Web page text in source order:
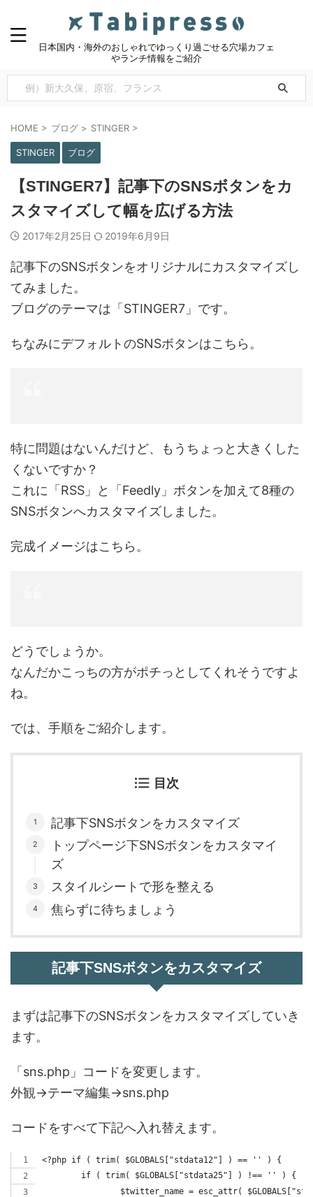
日本国内・海外のおしゃれでゆっくり過ごせる穴場カフェ
やランチ情報をご紹介
HOME > ブログ > STINGER >
STINGER ブログ
【STINGER7】記事下のSNSボタンをカ
スタマイズして幅を広げる方法
2017年2月25日 2019年6月9日
記事下のSNSボタンをオリジナルにカスタマイズし
てみました。
ブログのテーマは「STINGER7」です。
ちなみにデフォルトのSNSボタンはこちら。
特に問題はないんだけど、もうちょっと大きくした
くないですか？
これに「RSS」と「Feedly」ボタンを加えて8種の
SNSボタンへカスタマイズしました。
完成イメージはこちら。
どうでしょうか。
なんだかこっちの方がポチっとしてくれそうですよ
ね。
では、手順をご紹介します。
目次
記事下SNSボタンをカスタマイズ
トップページ下SNSボタンをカスタマイ
ズ
スタイルシートで形を整える
焦らずに待ちましょう
記事下SNSボタンをカスタマイズ
まずは記事下のSNSボタンをカスタマイズしていき
ます。
「sns.php」コードを変更します。
外観→テーマ編集→sns.php
コードをすべて下記へ入れ替えます。
<?php if ( trim( $GLOBALS["stdata12"] ) == '' ) {
	if ( trim( $GLOBALS["stdata25"] ) !== '' ) {
$twitter_name = esc_attr(